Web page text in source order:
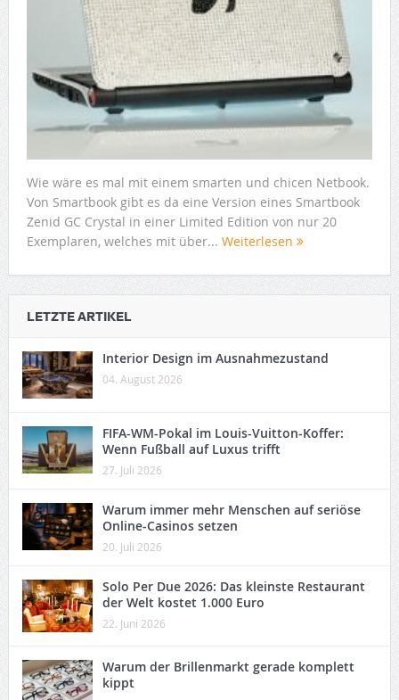
Wie wäre es mal mit einem smarten und chicen Netbook.
Von Smartbook gibt es da eine Version eines Smartbook
Zenid GC Crystal in einer Limited Edition von nur 20
Exemplaren, welches mit über... Weiterlesen
LETZTE ARTIKEL
Interior Design im Ausnahmezustand
04. August 2026
FIFA-WM-Pokal im Louis-Vuitton-Koffer:
Wenn Fußball auf Luxus trifft
27. Juli 2026
Warum immer mehr Menschen auf seriöse
Online-Casinos setzen
20. Juli 2026
Solo Per Due 2026: Das kleinste Restaurant
der Welt kostet 1.000 Euro
22. Juni 2026
Warum der Brillenmarkt gerade komplett
kippt